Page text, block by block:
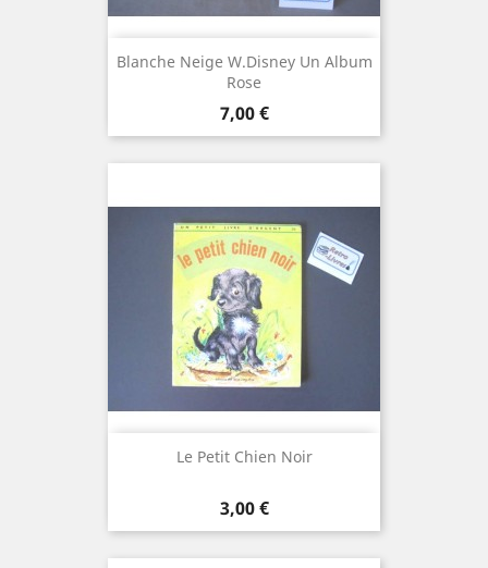
Blanche Neige W.Disney Un Album
Rose
Prix
7,00 €
Le Petit Chien Noir
Prix
3,00 €